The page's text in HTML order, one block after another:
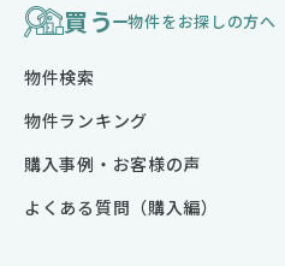
買う 物件をお探しの方へ
物件検索
物件ランキング
購入事例・お客様の声
よくある質問（購入編）